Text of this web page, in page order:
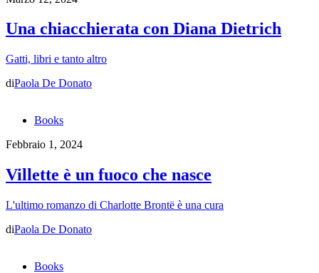
Una chiacchierata con Diana Dietrich
Gatti, libri e tanto altro
diPaola De Donato
Books
Febbraio 1, 2024
Villette è un fuoco che nasce
L'ultimo romanzo di Charlotte Brontë è una cura
diPaola De Donato
Books